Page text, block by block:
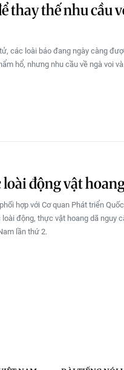
thay thế nhu cầu
các loài báo đang ngày càng
hổ, nhưng nhu cầu về ngà voi
loài động vật
hợp với Cơ quan Phát triển
động, thực vật hoang dã nguy
lần thứ 2.